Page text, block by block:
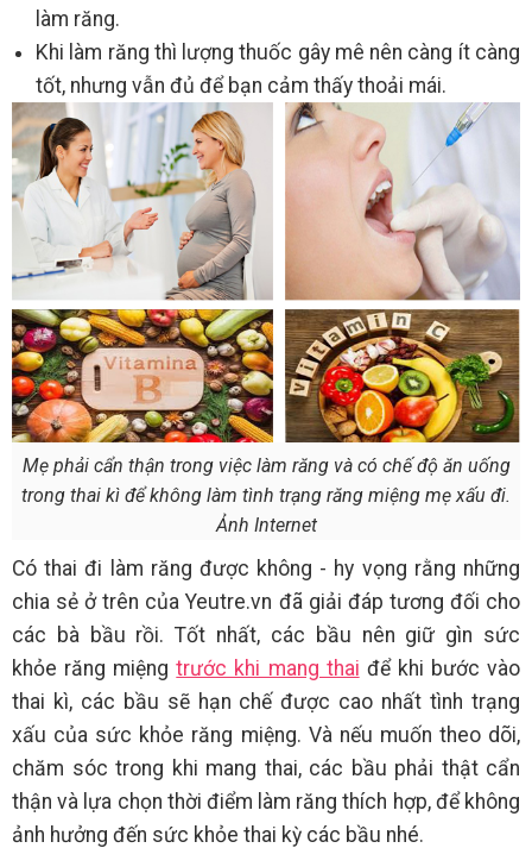
làm răng.
Khi làm răng thì lượng thuốc gây mê nên càng ít càng
tốt, nhưng vẫn đủ để bạn cảm thấy thoải mái.
Mẹ phải cẩn thận trong việc làm răng và có chế độ ăn uống
trong thai kì để không làm tình trạng răng miệng mẹ xấu đi.
Ảnh Internet
Có thai đi làm răng được không - hy vọng rằng những
chia sẻ ở trên của Yeutre.vn đã giải đáp tương đối cho
các bà bầu rồi. Tốt nhất, các bầu nên giữ gìn sức
khỏe răng miệngtrước khi mang thai để khi bước vào
thai kì, các bầu sẽ hạn chế được cao nhất tình trạng
xấu của sức khỏe răng miệng. Và nếu muốn theo dõi,
chăm sóc trong khi mang thai, các bầu phải thật cẩn
thận và lựa chọn thời điểm làm răng thích hợp, để không
ảnh hưởng đến sức khỏe thai kỳ các bầu nhé.